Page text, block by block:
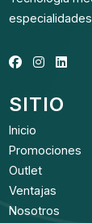
SITIO
Inicio
Promociones
Outlet
Ventajas
Nosotros